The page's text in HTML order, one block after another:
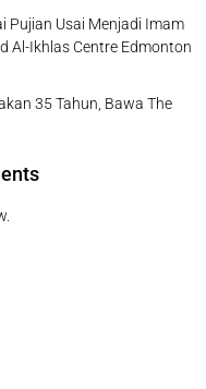
Pujian Usai Menjadi Imam
Al-Ikhlas Centre Edmonton
35 Tahun, Bawa The